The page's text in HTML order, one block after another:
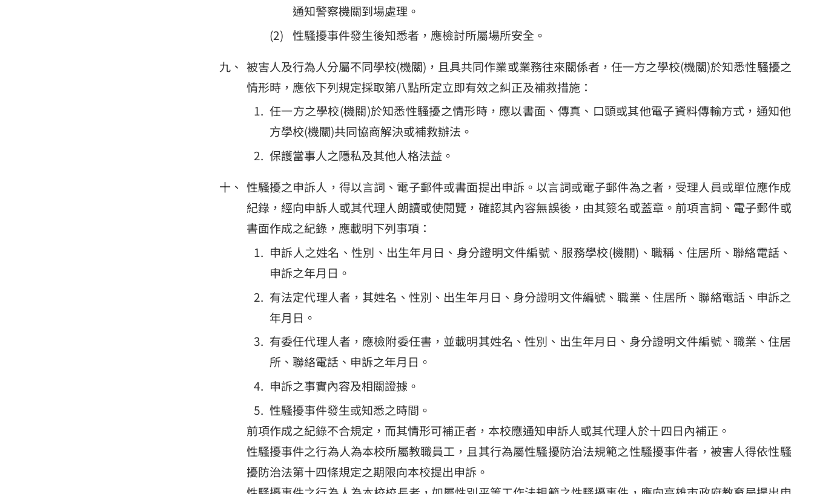
通知警察機關到場處理。
性騷擾事件發生後知悉者，應檢討所屬場所安全。
被害人及行為人分屬不同學校(機關)，且具共同作業或業務往來關係者，任一方之學校(機關)於知悉性騷擾之
情形時，應依下列規定採取第八點所定立即有效之糾正及補救措施：
任一方之學校(機關)於知悉性騷擾之情形時，應以書面、傳真、口頭或其他電子資料傳輸方式，通知他
方學校(機關)共同協商解決或補救辦法。
保護當事人之隱私及其他人格法益。
性騷擾之申訴人，得以言詞、電子郵件或書面提出申訴。以言詞或電子郵件為之者，受理人員或單位應作成
紀錄，經向申訴人或其代理人朗讀或使閱覽，確認其內容無誤後，由其簽名或蓋章。前項言詞、電子郵件或
書面作成之紀錄，應載明下列事項：
申訴人之姓名、性別、出生年月日、身分證明文件編號、服務學校(機關)、職稱、住居所、聯絡電話、
申訴之年月日。
有法定代理人者，其姓名、性別、出生年月日、身分證明文件編號、職業、住居所、聯絡電話、申訴之
年月日。
有委任代理人者，應檢附委任書，並載明其姓名、性別、出生年月日、身分證明文件編號、職業、住居
所、聯絡電話、申訴之年月日。
申訴之事實內容及相關證據。
性騷擾事件發生或知悉之時間。
前項作成之紀錄不合規定，而其情形可補正者，本校應通知申訴人或其代理人於十四日內補正。
性騷擾事件之行為人為本校所屬教職員工，且其行為屬性騷擾防治法規範之性騷擾事件者，被害人得依性騷
擾防治法第十四條規定之期限向本校提出申訴。